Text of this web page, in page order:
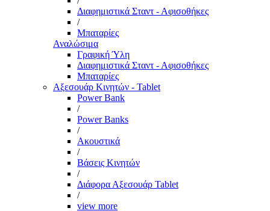
Διαφημιστικά Σταντ - Αφισοθήκες
/
Μπαταρίες
Αναλώσιμα
Γραφική Ύλη
Διαφημιστικά Σταντ - Αφισοθήκες
Μπαταρίες
Αξεσουάρ Κινητών - Tablet
Power Bank
/
Power Banks
/
Ακουστικά
/
Βάσεις Κινητών
/
Διάφορα Αξεσουάρ Tablet
/
view more